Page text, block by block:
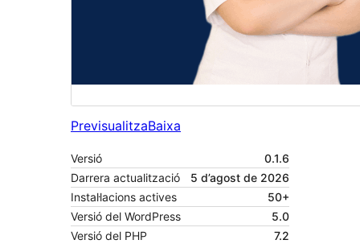
PrevisualitzaBaixa
Versió
0.1.6
Darrera actualització
5 d’agost de 2026
Instal·lacions actives
50+
Versió del WordPress
5.0
Versió del PHP
7.2